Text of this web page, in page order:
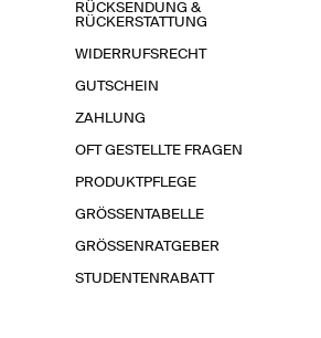
RÜCKSENDUNG &
RÜCKERSTATTUNG
WIDERRUFSRECHT
GUTSCHEIN
ZAHLUNG
OFT GESTELLTE FRAGEN
PRODUKTPFLEGE
GRÖSSENTABELLE
GRÖSSENRATGEBER
STUDENTENRABATT